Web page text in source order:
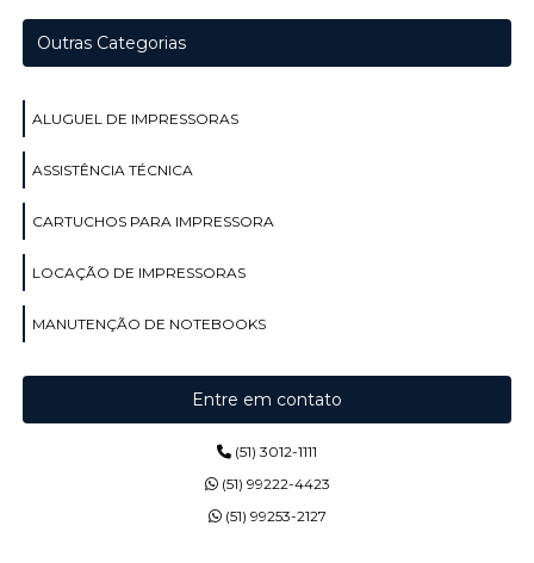
Outras Categorias
ALUGUEL DE IMPRESSORAS
ASSISTÊNCIA TÉCNICA
CARTUCHOS PARA IMPRESSORA
LOCAÇÃO DE IMPRESSORAS
MANUTENÇÃO DE NOTEBOOKS
Entre em contato
(51) 3012-1111
(51) 99222-4423
(51) 99253-2127